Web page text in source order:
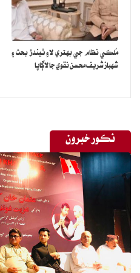
سيڪريٽري انساني حقن واري
سينيٽر ڪامران مرتضيٰ،
سينيٽر مشاهد حسين سيد، اسد عمر ۽
بلوچستان جي عوام کي انصاف ڏيارڻ
ڪميشن جي رپورٽ ۾ چيو ويو آهي
پروفائلنگ ۽ جبري گمشدگيون
تي آپريشن سبب ٿيون آھن. اهو
هن آپريشن جي متاثرن ۾ عورتون،
استاد، شاگرد، ڊاڪٽر، وڪيل،
شاگردن جي جبري گمشدگي گڏيل
مُلڪي نظام جي بهتري لاءِ ٿيندڙ بحث ۽
شهباز شريف محسن نقوي جا لاڳاپا
نڪور خبرون